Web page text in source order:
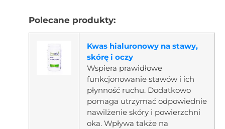
Polecane produkty:
Kwas hialuronowy na stawy,
skórę i oczy
Wspiera prawidłowe
funkcjonowanie stawów i ich
płynność ruchu. Dodatkowo
pomaga utrzymać odpowiednie
nawilżenie skóry i powierzchni
oka. Wpływa także na